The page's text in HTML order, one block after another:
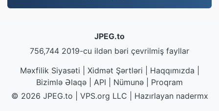
JPEG.to
756,744 2019-cu ildən bəri çevrilmiş fayllar
Məxfilik Siyasəti
Xidmət Şərtləri Haqqımızda
Bizimlə Əlaqə
API Nümunə
Proqram
© 2026 JPEG.to
VPS.org LLC | Hazırlayan nadermx